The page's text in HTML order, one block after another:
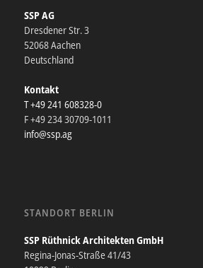
SSP AG
Dresdener Str. 3
52068 Aachen
Deutschland
Kontakt
T +49 241 608328-0
F +49 234 30709-1011
info@ssp.ag
STANDORT BERLIN
SSP Rüthnick Architekten GmbH
Regina-Jonas-Straße 41/43